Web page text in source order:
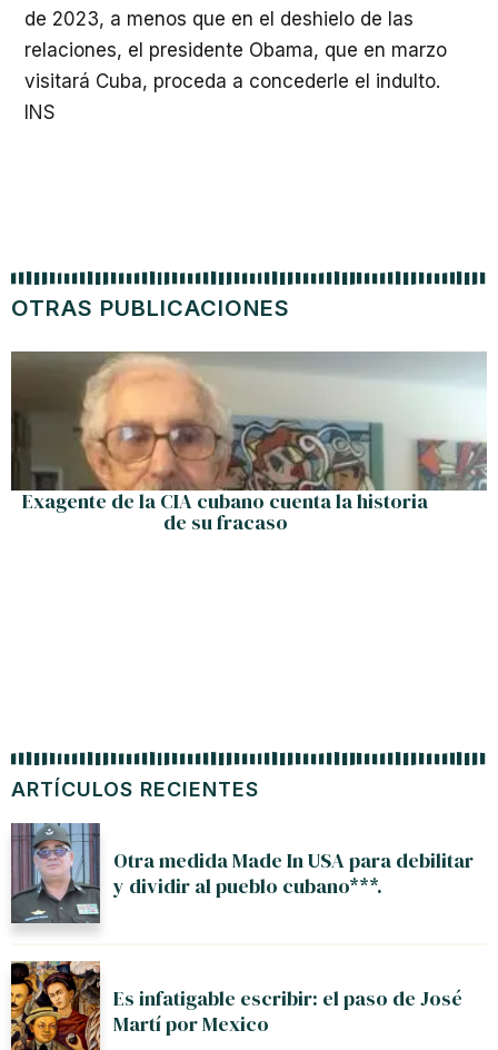
de 2023, a menos que en el deshielo de las
relaciones, el presidente Obama, que en marzo
visitará Cuba, proceda a concederle el indulto.
INS
ARTÍCULOS RECIENTES
Otra medida Made In USA para debilitar
y dividir al pueblo cubano***.
Es infatigable escribir: el paso de José
Martí por Mexico
OTRAS PUBLICACIONES
Exagente de la CIA cubano cuenta la historia
de su fracaso